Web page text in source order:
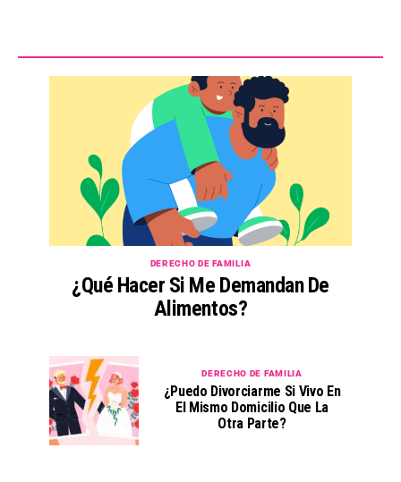
DERECHO DE FAMILIA
¿Qué Hacer Si Me Demandan De
Alimentos?
DERECHO DE FAMILIA
¿Puedo Divorciarme Si Vivo En
El Mismo Domicilio Que La
Otra Parte?